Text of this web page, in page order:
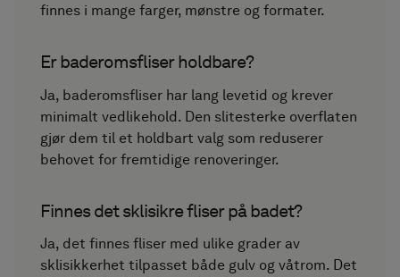
finnes i mange farger, mønstre og formater.
Er baderomsfliser holdbare?
Ja, baderomsfliser har lang levetid og krever
minimalt vedlikehold. Den slitesterke overflaten
gjør dem til et holdbart valg som reduserer
behovet for fremtidige renoveringer.
Finnes det sklisikre fliser på badet?
Ja, det finnes fliser med ulike grader av
sklisikkerhet tilpasset både gulv og våtrom. Det